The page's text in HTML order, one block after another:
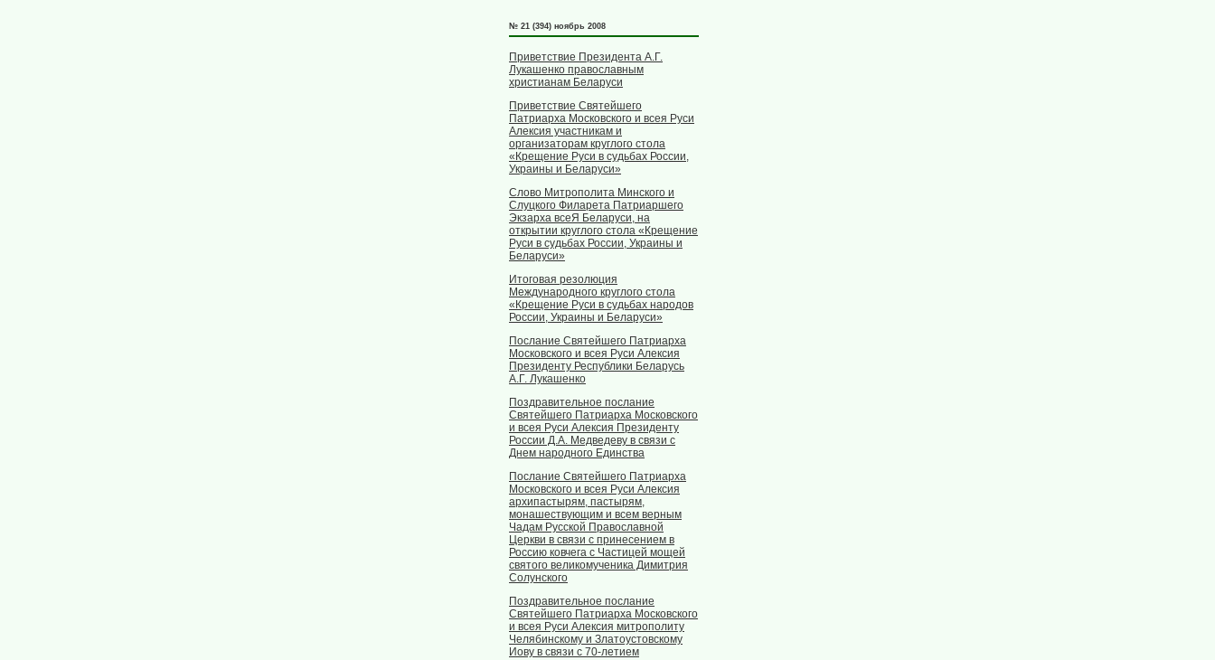
№ 21 (394) ноябрь 2008
Приветствие Президента А.Г.
Лукашенко православным
христианам Беларуси
Приветствие Святейшего
Патриарха Московского и всея Руси
Алексия участникам и
организаторам круглого стола
«Крещение Руси в судьбах России,
Украины и Беларуси»
Слово Митрополита Минского и
Слуцкого Филарета Патриаршего
Экзарха всеЯ Беларуси, на
открытии круглого стола «Крещение
Руси в судьбах России, Украины и
Беларуси»
Итоговая резолюция
Международного круглого стола
«Крещение Руси в судьбах народов
России, Украины и Беларуси»
Послание Святейшего Патриарха
Московского и всея Руси Алексия
Президенту Республики Беларусь
А.Г. Лукашенко
Поздравительное послание
Святейшего Патриарха Московского
и всея Руси Алексия Президенту
России Д.А. Медведеву в связи с
Днем народного Единства
Послание Святейшего Патриарха
Московского и всея Руси Алексия
архипастырям, пастырям,
монашествующим и всем верным
Чадам Русской Православной
Церкви в связи с принесением в
Россию ковчега с Частицей мощей
святого великомученика Димитрия
Солунского
Поздравительное послание
Святейшего Патриарха Московского
и всея Руси Алексия митрополиту
Челябинскому и Златоустовскому
Иову в связи с 70-летием